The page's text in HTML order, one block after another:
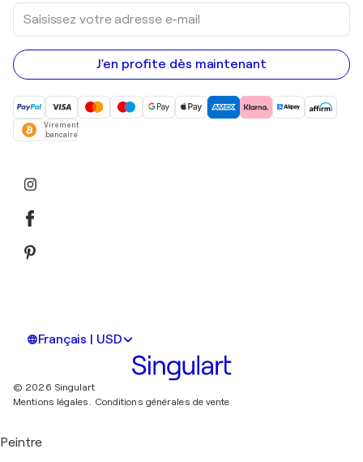
Saisissez
votre
adresse
e-
mail
J'en profite dès maintenant
Virement
bancaire
Français | USD
© 2026 Singulart
Mentions légales.
Conditions générales de vente
Peintre